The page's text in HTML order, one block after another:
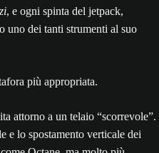
, e ogni spinta del jetpack,
uno dei tanti strumenti al suo
più appropriata.
attorno a un telaio “scorrevole”.
e lo spostamento verticale dei